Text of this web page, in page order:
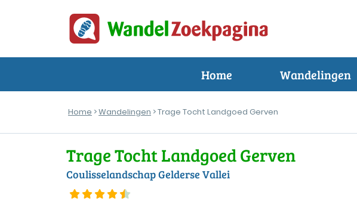
Home Wandelingen
Home >Wandelingen > Trage Tocht Landgoed Gerven
Trage Tocht Landgoed Gerven
Coulisselandschap Gelderse Vallei